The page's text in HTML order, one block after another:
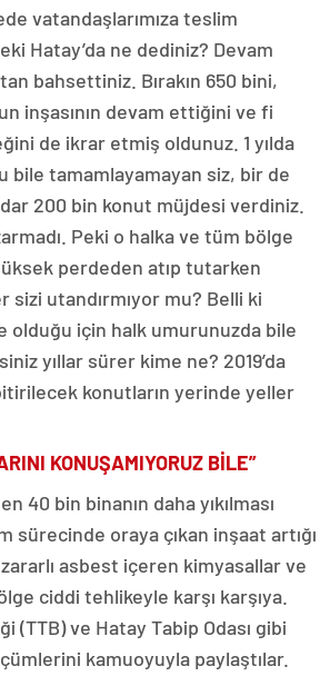
vatandaşlarımıza teslim
Hatay’da ne dediniz? Devam
bahsettiniz. Bırakın 650 bini,
inşasının devam ettiğini ve fi
de ikrar etmiş oldunuz. 1 yılda
bile tamamlayamayan siz, bir de
200 bin konut müjdesi verdiniz.
Peki o halka ve tüm bölge
perdeden atıp tutarken
sizi utandırmıyor mu? Belli ki
olduğu için halk umurunuzda bile
yıllar sürer kime ne? 2019’da
konutların yerinde yeller
KONUŞAMIYORUZ BİLE”
40 bin binanın daha yıkılması
sürecinde oraya çıkan inşaat artığı
zararlı asbest içeren kimyasallar ve
ciddi tehlikeyle karşı karşıya.
(TTB) ve Hatay Tabip Odası gibi
kamuoyuyla paylaştılar.